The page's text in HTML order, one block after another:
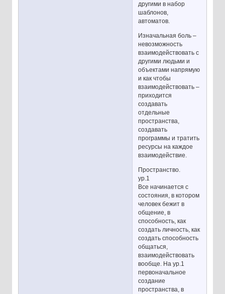
другими в набор
шаблонов,
автоматов.
Изначальная боль –
невозможность
взаимодействовать с
другими людьми и
объектами напрямую
и как чтобы
взаимодействовать –
приходится
создавать
отдельные
пространства,
создавать
программы и тратить
ресурсы на каждое
взаимодействие.
Пространство.
ур.1
Все начинается с
состояния, в котором
человек бежит в
общение, в
способность, как
создать личность, как
создать способность
общаться,
взаимодействовать
вообще. На ур.1
первоначальное
создание
пространства, в